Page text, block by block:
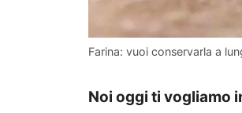
Farina: vuoi conservarla a
Noi oggi ti vogliamo